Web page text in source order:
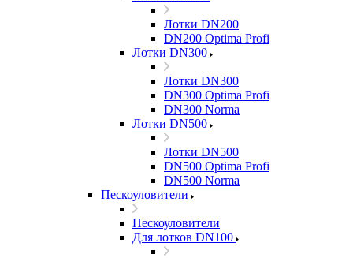
Лотки DN200
DN200 Optima Profi
Лотки DN300
Лотки DN300
DN300 Optima Profi
DN300 Norma
Лотки DN500
Лотки DN500
DN500 Optima Profi
DN500 Norma
Пескоуловители
Пескоуловители
Для лотков DN100